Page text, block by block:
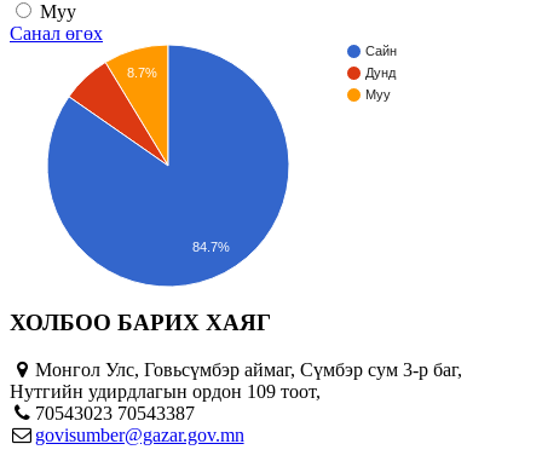
Муу
Санал өгөх
Сайн
Дунд
Муу
8.7%
84.7%
ХОЛБОО БАРИХ ХАЯГ
Монгол Улс, Говьсүмбэр аймаг, Сүмбэр сум 3-р баг,
Нутгийн удирдлагын ордон 109 тоот,
70543023 70543387
govisumber@gazar.gov.mn